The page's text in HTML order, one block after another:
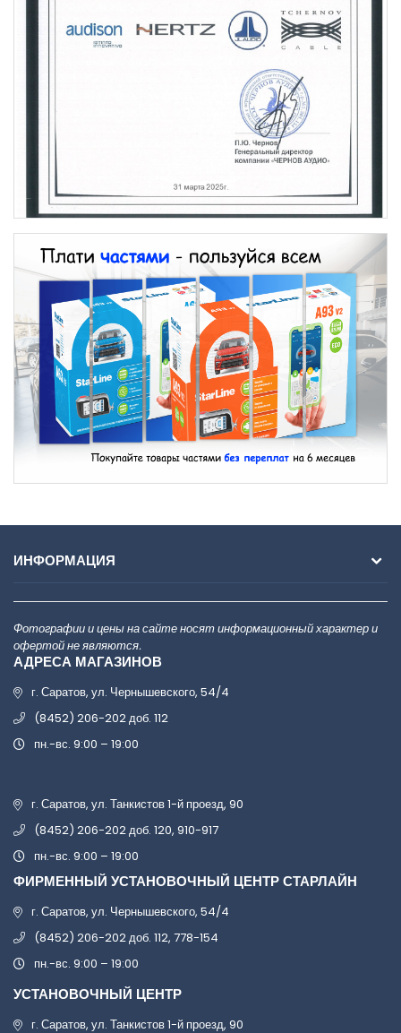
ИНФОРМАЦИЯ
Фотографии и цены на сайте носят информационный характер и
офертой не являются.
АДРЕСА МАГАЗИНОВ
г. Саратов, ул. Чернышевского, 54/4
(8452) 206-202 доб. 112
пн.-вс. 9:00 – 19:00
г. Саратов, ул. Танкистов 1-й проезд, 90
(8452) 206-202 доб. 120, 910-917
пн.-вс. 9:00 – 19:00
ФИРМЕННЫЙ УСТАНОВОЧНЫЙ ЦЕНТР СТАРЛАЙН
г. Саратов, ул. Чернышевского, 54/4
(8452) 206-202 доб. 112, 778-154
пн.-вс. 9:00 – 19:00
УСТАНОВОЧНЫЙ ЦЕНТР
г. Саратов, ул. Танкистов 1-й проезд, 90